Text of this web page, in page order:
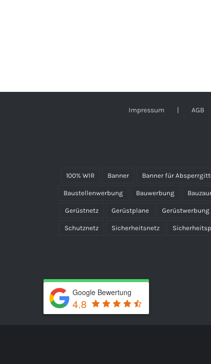
Impressum AGB
100% WIR Banner Banner für
Baustellenwerbung Bauwerbung
Gerüstnetz Gerüstplane Gerüstwerbung
Schutznetz Sicherheitsnetz
Google Bewertung
4.8